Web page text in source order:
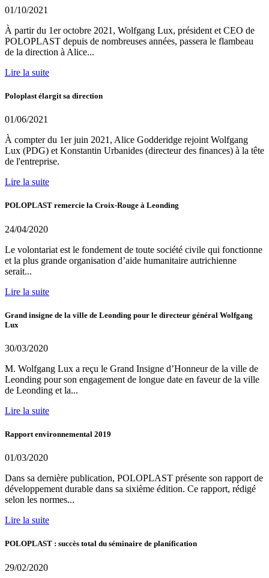
01/10/2021
À partir du 1er octobre 2021, Wolfgang Lux, président et CEO de
POLOPLAST depuis de nombreuses années, passera le flambeau
de la direction à Alice...
Lire la suite
Poloplast élargit sa direction
01/06/2021
À compter du 1er juin 2021, Alice Godderidge rejoint Wolfgang
Lux (PDG) et Konstantin Urbanides (directeur des finances) à la tête
de l'entreprise.
Lire la suite
POLOPLAST remercie la Croix-Rouge à Leonding
24/04/2020
Le volontariat est le fondement de toute société civile qui fonctionne
et la plus grande organisation d’aide humanitaire autrichienne
serait...
Lire la suite
Grand insigne de la ville de Leonding pour le directeur général Wolfgang
Lux
30/03/2020
M. Wolfgang Lux a reçu le Grand Insigne d’Honneur de la ville de
Leonding pour son engagement de longue date en faveur de la ville
de Leonding et la...
Lire la suite
Rapport environnemental 2019
01/03/2020
Dans sa dernière publication, POLOPLAST présente son rapport de
développement durable dans sa sixième édition. Ce rapport, rédigé
selon les normes...
Lire la suite
POLOPLAST : succès total du séminaire de planification
29/02/2020